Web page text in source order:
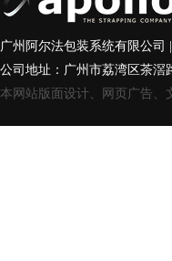
广州阿尔法包装系统有限公司
公司地址：广州市荔湾区茶滘
本网站版面设计、网页广告、